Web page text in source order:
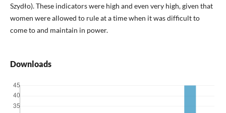
Szydło). These indicators were high and even very high, given that
women were allowed to rule at a time when it was difficult to
come to and maintain in power.
Downloads